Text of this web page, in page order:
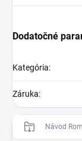
Dodatočné
Kategória:
Záruka:
Návod